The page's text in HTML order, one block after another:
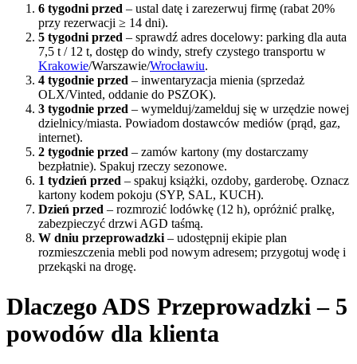
6 tygodni przed – ustal datę i zarezerwuj firmę (rabat 20%
przy rezerwacji ≥ 14 dni).
5 tygodni przed – sprawdź adres docelowy: parking dla auta
7,5 t / 12 t, dostęp do windy, strefy czystego transportu w
Krakowie/Warszawie/Wrocławiu.
4 tygodnie przed – inwentaryzacja mienia (sprzedaż
OLX/Vinted, oddanie do PSZOK).
3 tygodnie przed – wymelduj/zamelduj się w urzędzie nowej
dzielnicy/miasta. Powiadom dostawców mediów (prąd, gaz,
internet).
2 tygodnie przed – zamów kartony (my dostarczamy
bezpłatnie). Spakuj rzeczy sezonowe.
1 tydzień przed – spakuj książki, ozdoby, garderobę. Oznacz
kartony kodem pokoju (SYP, SAL, KUCH).
Dzień przed – rozmrozić lodówkę (12 h), opróżnić pralkę,
zabezpieczyć drzwi AGD taśmą.
W dniu przeprowadzki – udostępnij ekipie plan
rozmieszczenia mebli pod nowym adresem; przygotuj wodę i
przekąski na drogę.
Dlaczego ADS Przeprowadzki – 5
powodów dla klienta